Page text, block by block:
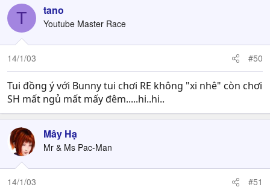
T tano
Youtube Master Race
14/1/03 #50
Tui đồng ý với Bunny tui chơi RE không "xi nhê" còn chơi
SH mất ngủ mất mấy đêm.....hi..hi..
Mây Hạ
Mr & Ms Pac-Man
14/1/03 #51